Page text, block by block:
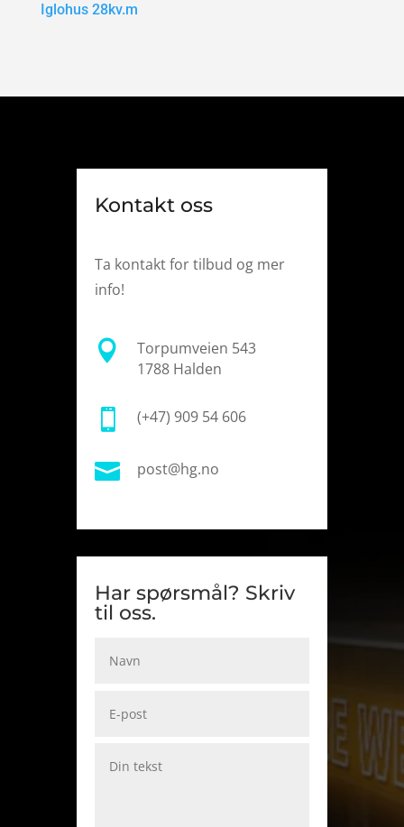
Iglohus 28kv.m
Kontakt oss
Ta kontakt for tilbud og mer
info!

Torpumveien 543
1788 Halden
 (+47) 909 54 606
 post@hg.no
Har spørsmål? Skriv
til oss.